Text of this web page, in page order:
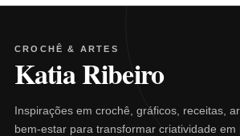
CROCHÊ & ARTES
Katia Ribeiro
Inspirações em crochê, gráficos, receitas,
bem-estar para transformar criatividade em